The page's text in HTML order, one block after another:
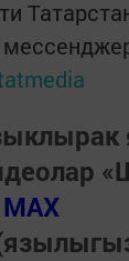
MAX